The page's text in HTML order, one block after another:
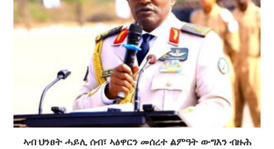
ኣብ ህንፀት ሓይሊ ሰብ፣ ኣፅዋርን መሰረተ ልምዓት ውግእን ብዙሕ